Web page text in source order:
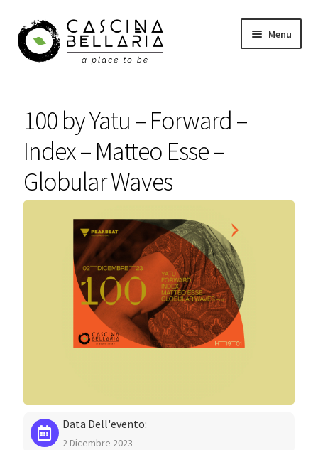
Vai
alla
navigazione
Vai
al
contenuto
Menu
Eventi
Corsi
Il mio account
100 by Yatu – Forward –
Index – Matteo Esse –
Globular Waves
Data Dell'evento:
2 Dicembre 2023